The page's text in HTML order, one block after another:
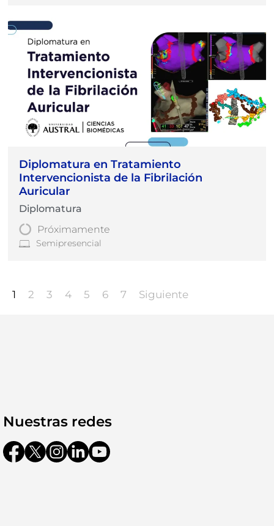
Diplomatura en Tratamiento
Intervencionista de la Fibrilación
Auricular
Diplomatura
Próximamente
Semipresencial
1 2 3 4 5 6 7 Siguiente
Nuestras redes